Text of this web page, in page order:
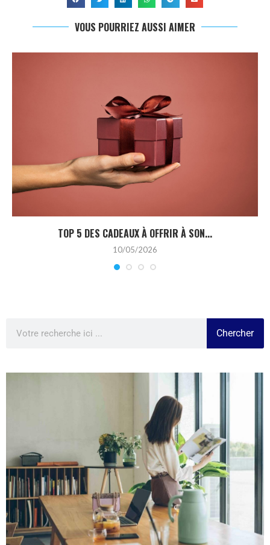
VOUS POURRIEZ AUSSI AIMER
TOP 5 DES CADEAUX À OFFRIR À SON...
10/05/2026
Chercher